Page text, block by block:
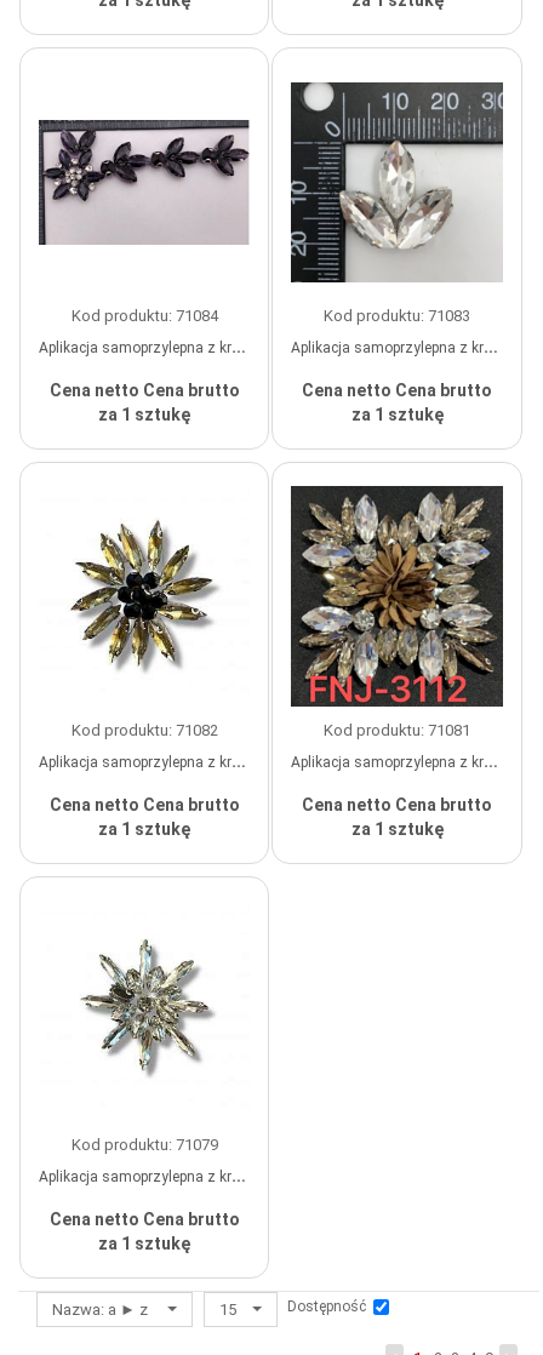
wykonane na zamówienie wykonane na zamówienie
Kod produktu: 71084
Aplikacja samoprzylepna z kryształkami Kwiatek z gałązką, czarny, biały, szt.
Cena netto Cena brutto
za 1 sztukę
wykonane na zamówienie
Kod produktu: 71083
Aplikacja samoprzylepna z kryształkami "Płatki", 2,3 cm, kolor biały, szt.
Cena netto Cena brutto
za 1 sztukę
wykonane na zamówienie
Kod produktu: 71082
Aplikacja samoprzylepna z kryształkami Kwiatek, 4 cm, czarny, jasnofioletowy, szt.
Cena netto Cena brutto
za 1 sztukę
wykonane na zamówienie
Kod produktu: 71081
Aplikacja samoprzylepna z kryształków: Szyszka jodłowa, biała, brązowa, szt.
Cena netto Cena brutto
za 1 sztukę
Kod produktu: 71079
Aplikacja samoprzylepna z kryształkami "Płatek śniegu", 4,5 cm, kolor biały, szt.
Cena netto Cena brutto
za 1 sztukę
wykonane na zamówienie
Nazwa: a ► z 15 Dostępność